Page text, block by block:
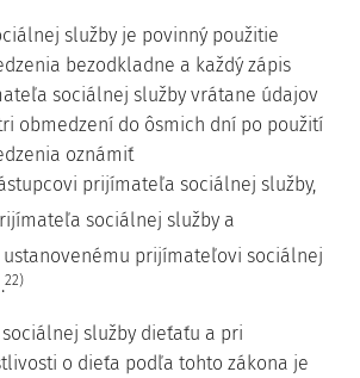
služby je povinný použitie
bezodkladne a každý zápis
sociálnej služby vrátane údajov
obmedzení do ôsmich dní po použití
oznámiť
prijímateľa sociálnej služby,
sociálnej služby a
prijímateľovi sociálnej
22)
služby dieťaťu a pri
o dieťa podľa tohto zákona je